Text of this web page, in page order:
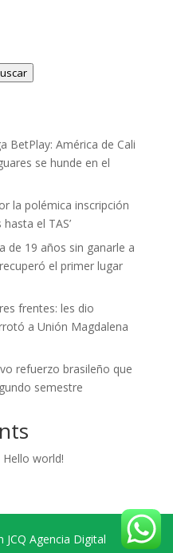
BetPlay: América de Cali
se hunde en el
la polémica inscripción
el TAS’
de 19 años sin ganarle a
el primer lugar
frentes: les dio
a Unión Magdalena
refuerzo brasileño que
semestre
Hello world!
Agencia Digital